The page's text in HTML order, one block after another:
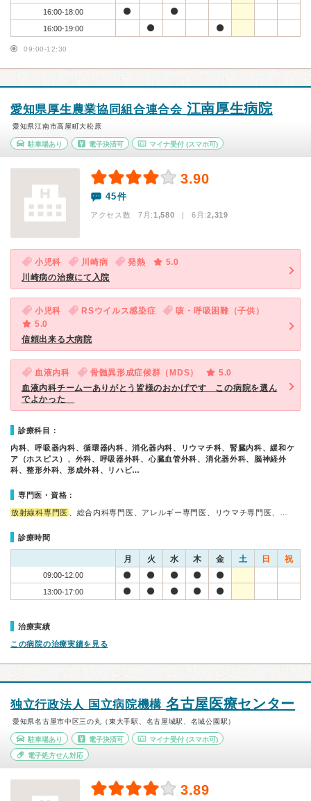
16:00-18:00
16:00-19:00
09:00-12:30
愛知県厚生農業協同組合連合会 江南厚生病院
愛知県江南市高屋町大松原
駐車場あり 電子決済可 マイナ受付 (スマホ可)
3.90
45件
アクセス数 7月:1,580 | 6月:2,319
小児科 川崎病 発熱
5.0
川崎病の治療にて入院
小児科 RSウイルス感染症
咳・呼吸困難（子供）
5.0
信頼出来る大病院
血液内科 骨髄異形成症候群（MDS）
5.0
血液内科チーム一ありがとう皆様のおかげです この病院を選ん
でよかった
診療科目：
内科、呼吸器内科、循環器内科、消化器内科、リウマチ科、腎臓内科、緩和ケ
ア（ホスピス）、外科、呼吸器外科、心臓血管外科、消化器外科、脳神経外
科、整形外科、形成外科、リハビ…
専門医・資格：
放射線科専門医 、総合内科専門医、アレルギー専門医、リウマチ専門医、…
診療時間
月 火 水 木 金 土 日 祝
09:00-12:00
13:00-17:00
治療実績
この病院の治療実績を見る
独立行政法人 国立病院機構 名古屋医療センター
愛知県名古屋市中区三の丸（東大手駅、名古屋城駅、名城公園駅）
駐車場あり 電子決済可 マイナ受付 (スマホ可)
電子処方せん対応
3.89